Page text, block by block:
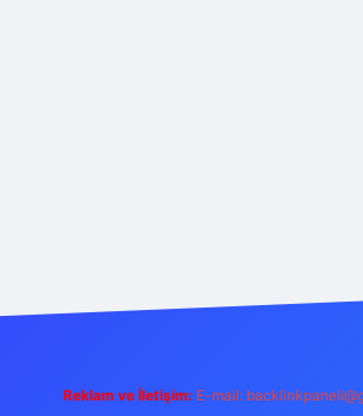
Reklam ve İletişim: E-mail: